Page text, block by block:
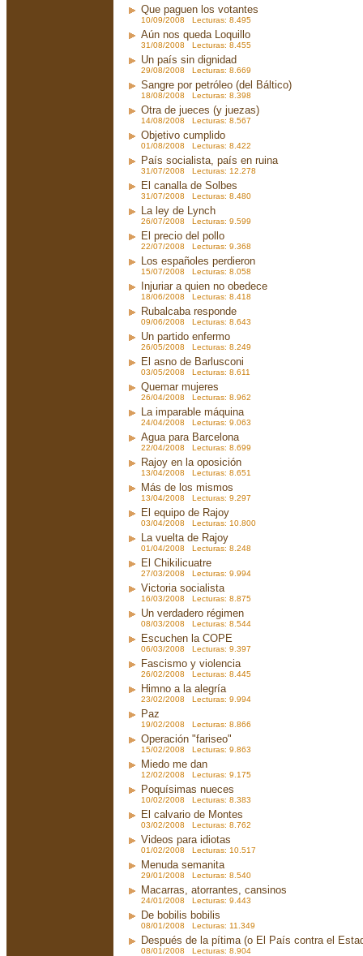
Que paguen los votantes
10/09/2008 Lecturas: 8.495
Aún nos queda Loquillo
31/08/2008 Lecturas: 8.455
Un país sin dignidad
29/08/2008 Lecturas: 8.669
Sangre por petróleo (del Báltico)
18/08/2008 Lecturas: 8.398
Otra de jueces (y juezas)
14/08/2008 Lecturas: 8.567
Objetivo cumplido
01/08/2008 Lecturas: 8.422
País socialista, país en ruina
31/07/2008 Lecturas: 12.278
El canalla de Solbes
31/07/2008 Lecturas: 8.480
La ley de Lynch
26/07/2008 Lecturas: 9.599
El precio del pollo
22/07/2008 Lecturas: 9.368
Los españoles perdieron
15/07/2008 Lecturas: 8.058
Injuriar a quien no obedece
18/06/2008 Lecturas: 8.418
Rubalcaba responde
09/06/2008 Lecturas: 8.643
Un partido enfermo
26/05/2008 Lecturas: 8.249
El asno de Barlusconi
03/05/2008 Lecturas: 8.611
Quemar mujeres
26/04/2008 Lecturas: 8.962
La imparable máquina
24/04/2008 Lecturas: 9.063
Agua para Barcelona
22/04/2008 Lecturas: 8.699
Rajoy en la oposición
13/04/2008 Lecturas: 8.651
Más de los mismos
13/04/2008 Lecturas: 9.297
El equipo de Rajoy
03/04/2008 Lecturas: 10.800
La vuelta de Rajoy
01/04/2008 Lecturas: 8.248
El Chikilicuatre
27/03/2008 Lecturas: 9.994
Victoria socialista
16/03/2008 Lecturas: 8.875
Un verdadero régimen
08/03/2008 Lecturas: 8.544
Escuchen la COPE
06/03/2008 Lecturas: 9.397
Fascismo y violencia
26/02/2008 Lecturas: 8.445
Himno a la alegría
23/02/2008 Lecturas: 9.994
Paz
19/02/2008 Lecturas: 8.866
Operación "fariseo"
15/02/2008 Lecturas: 9.863
Miedo me dan
12/02/2008 Lecturas: 9.175
Poquísimas nueces
10/02/2008 Lecturas: 8.383
El calvario de Montes
03/02/2008 Lecturas: 8.762
Videos para idiotas
01/02/2008 Lecturas: 10.517
Menuda semanita
29/01/2008 Lecturas: 8.540
Macarras, atorrantes, cansinos
24/01/2008 Lecturas: 9.443
De bobilis bobilis
08/01/2008 Lecturas: 11.349
Después de la pítima (o El País contra el
08/01/2008 Lecturas: 8.904